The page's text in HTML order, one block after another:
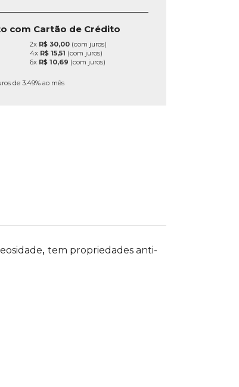
com Cartão de Crédito
2x R$ 30,00(com juros)
4x R$ 15,51 (com juros)
6x R$ 10,69 (com juros)
de 3.49% ao mês
, tem propriedades anti-